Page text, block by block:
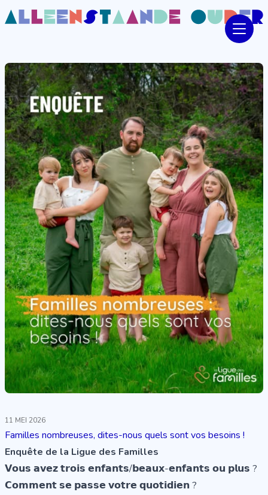
11 MEI 2026
Familles nombreuses, dites-nous quels sont vos besoins !
Enquête de la Ligue des Familles
𝗩𝗼𝘂𝘀 𝗮𝘃𝗲𝘇 𝘁𝗿𝗼𝗶𝘀 𝗲𝗻𝗳𝗮𝗻𝘁𝘀/𝗯𝗲𝗮𝘂𝘅-𝗲𝗻𝗳𝗮𝗻𝘁𝘀 𝗼𝘂 𝗽𝗹𝘂𝘀 ?
𝗖𝗼𝗺𝗺𝗲𝗻𝘁 𝘀𝗲 𝗽𝗮𝘀𝘀𝗲 𝘃𝗼𝘁𝗿𝗲 𝗾𝘂𝗼𝘁𝗶𝗱𝗶𝗲𝗻 ?